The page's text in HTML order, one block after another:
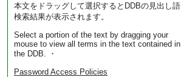
本文をドラッグして選択するとDDBの見出し語
検索結果が表示されます。
Select a portion of the text by dragging your
mouse to view all terms in the text contained in
the DDB. ・
Password Access Policies